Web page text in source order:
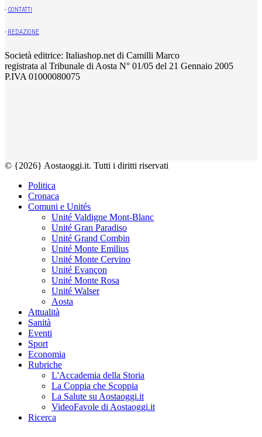
- CONTATTI
- REDAZIONE
Società editrice: Italiashop.net di Camilli Marco
registrata al Tribunale di Aosta N° 01/05 del 21 Gennaio 2005
P.IVA 01000080075
© {2026} Aostaoggi.it. Tutti i diritti riservati
Politica
Cronaca
Comuni e Unités
Unité Valdigne Mont-Blanc
Unité Gran Paradiso
Unité Grand Combin
Unité Monte Emilius
Unité Monte Cervino
Unité Evançon
Unité Monte Rosa
Unité Walser
Aosta
Attualità
Sanità
Eventi
Sport
Economia
Rubriche
L'Accademia della Storia
La Coppia che Scoppia
La Salute su Aostaoggi.it
VideoFavole di Aostaoggi.it
Ricerca